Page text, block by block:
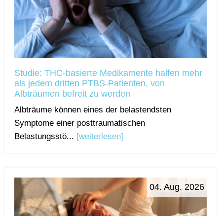
Studie: THC-basierte Medikamente halfen mehr
als jedem dritten PTBS-Patienten, von
Albträumen befreit zu werden
Albträume können eines der belastendsten
Symptome einer posttraumatischen
Belastungsstö... [weiterlesen]
04. Aug. 2026